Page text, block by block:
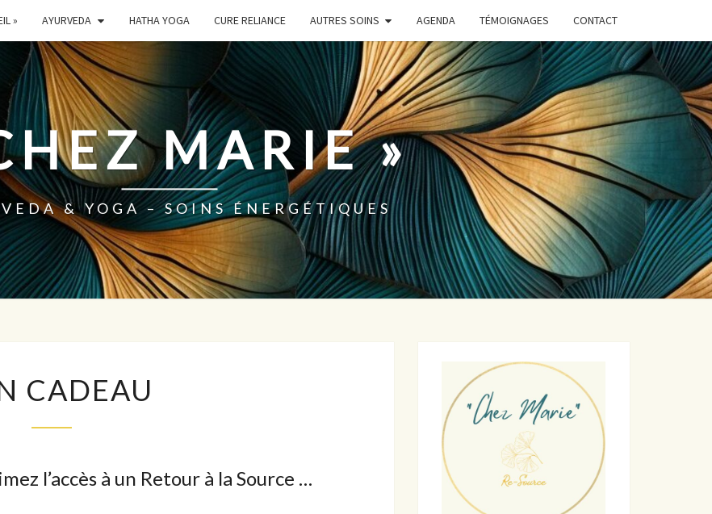
» AYURVEDA HATHA YOGA CURE RELIANCE AUTRES SOINS AGENDA TÉMOIGNAGES CONTACT
MARIE »
& YOGA – SOINS ÉNERGÉTIQUES
CADEAU
CADEAU
l’accès à un Retour à la Source …